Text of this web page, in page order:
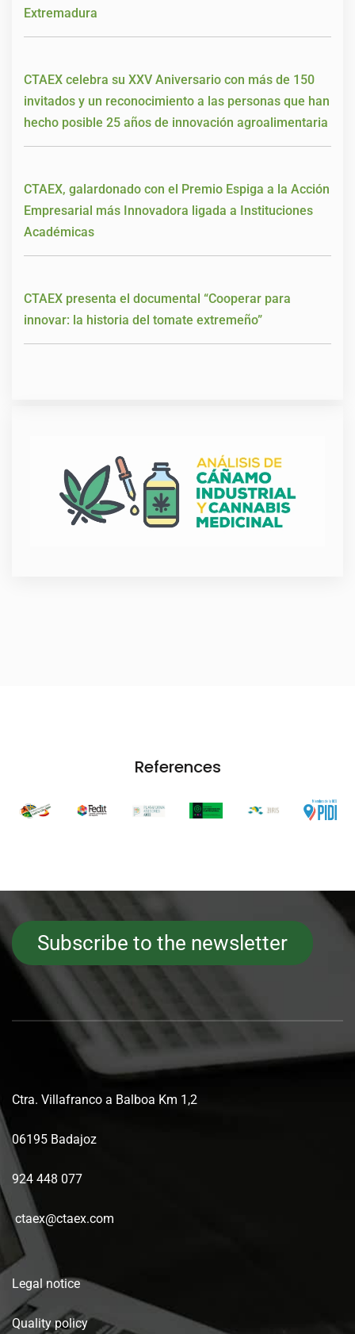
Extremadura
CTAEX celebra su XXV Aniversario con más de 150
invitados y un reconocimiento a las personas que han
hecho posible 25 años de innovación agroalimentaria
CTAEX, galardonado con el Premio Espiga a la Acción
Empresarial más Innovadora ligada a Instituciones
Académicas
CTAEX presenta el documental “Cooperar para
innovar: la historia del tomate extremeño”
References
Subscribe to the newsletter
Ctra. Villafranco a Balboa Km 1,2
06195 Badajoz
924 448 077
ctaex@ctaex.com
Legal notice
Quality policy